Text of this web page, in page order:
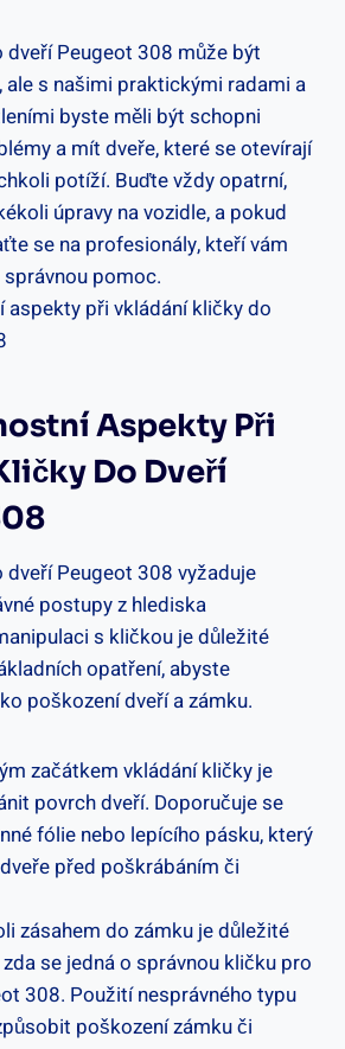
Peugeot 308 může být
ale s našimi praktickými radami a
byste měli být schopni
a mít dveře, které se otevírají
potíží. Buďte vždy‌ opatrní,
úpravy na vozidle, a pokud
se‌ na profesionály, kteří vám
pomoc.
Aspekty Při
⁢do⁢ Dveří
Peugeot ⁤308 vyžaduje
postupy z hlediska
s ⁢kličkou je​ důležité
opatření, abyste
poškození dveří a zámku.
začátkem vkládání kličky je
povrch dveří. Doporučuje se
fólie nebo lepícího pásku, který
‍před poškrábáním či
⁣zásahem do zámku je důležité​
se jedná o správnou kličku pro​
308. Použití nesprávného typu
poškození ⁤zámku či